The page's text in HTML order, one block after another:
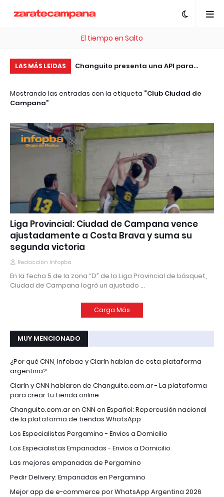
El tiempo en Salto
LAS MÁS LEIDAS
esta plataforma te
Changuito presenta una API para
y tiendas online sin costo
Mostrando las entradas con la etiqueta Club Ciudad de
Campana
Liga Provincial: Ciudad de Campana vence
ajustadamente a Costa Brava y suma su
segunda victoria
Redacción Infopba
En la fecha 5 de la zona “D” de la Liga Provincial de básquet,
Ciudad de Campana logró un ajustado …
Carga Más
MUY MENCIONADO
¿Por qué CNN, Infobae y Clarín hablan de esta plataforma
argentina?
Clarín y CNN hablaron de Changuito.com.ar - La plataforma
para crear tu tienda online
Changuito.com.ar en CNN en Español: Repercusión nacional
de la plataforma de tiendas WhatsApp
Los Especialistas Pergamino - Envios a Domicilio
Los Especialistas Empanadas - Envios a Domicilio
Las mejores empanadas de Pergamino
Pedir Delivery: Empanadas en Pergamino
Mejor app de e-commerce por WhatsApp Argentina 2026